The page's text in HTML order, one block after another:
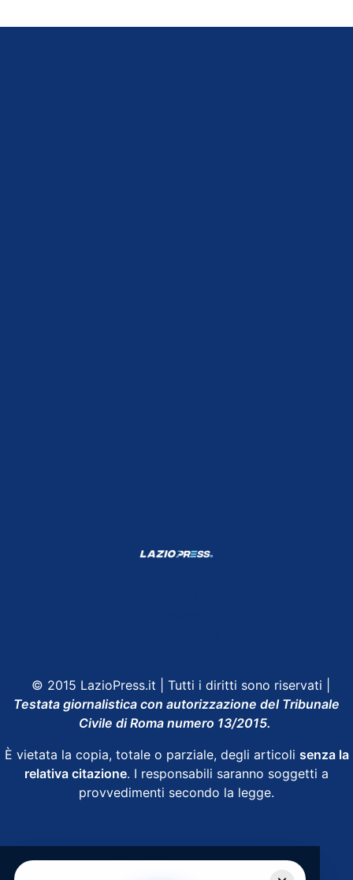
© 2015 LazioPress.it | Tutti i diritti sono riservati |
Testata giornalistica con autorizzazione del Tribunale
Civile di Roma numero 13/2015.
È vietata la copia, totale o parziale, degli articoli senza la
relativa citazione. I responsabili saranno soggetti a
provvedimenti secondo la legge.